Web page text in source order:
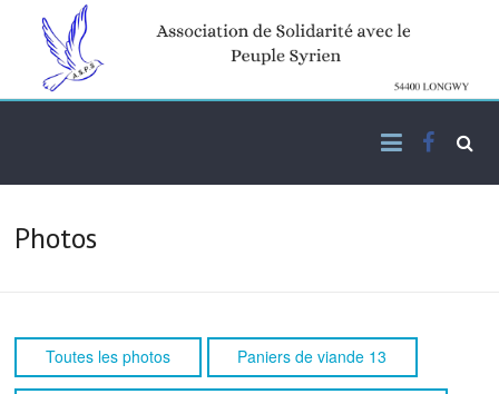
content
Association de solidarité
avec le peuple syrien
Photos
Toutes les photos Paniers de viande 13